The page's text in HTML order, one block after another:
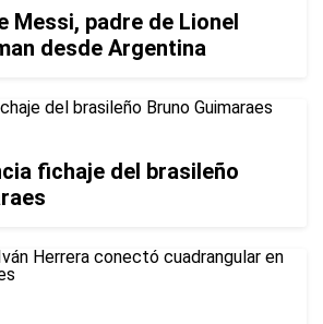
Messi, padre de Lionel
desde Argentina
fichaje del brasileño